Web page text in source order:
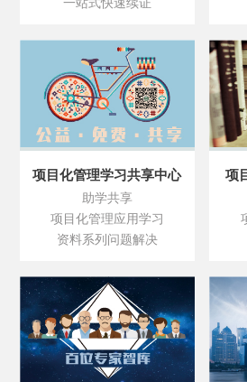
项目化管理学习共享中心
助学共享
项目化管理应用学习
资料系列问题解决
项